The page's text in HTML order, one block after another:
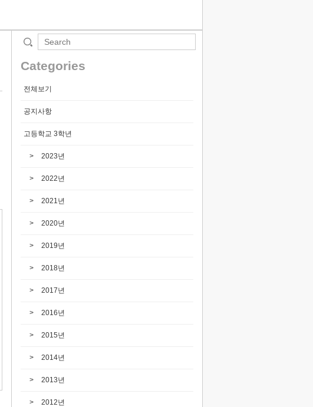
Categories
전체보기
공지사항
고등학교 3학년
2023년
2022년
2021년
2020년
2019년
2018년
2017년
2016년
2015년
2014년
2013년
2012년